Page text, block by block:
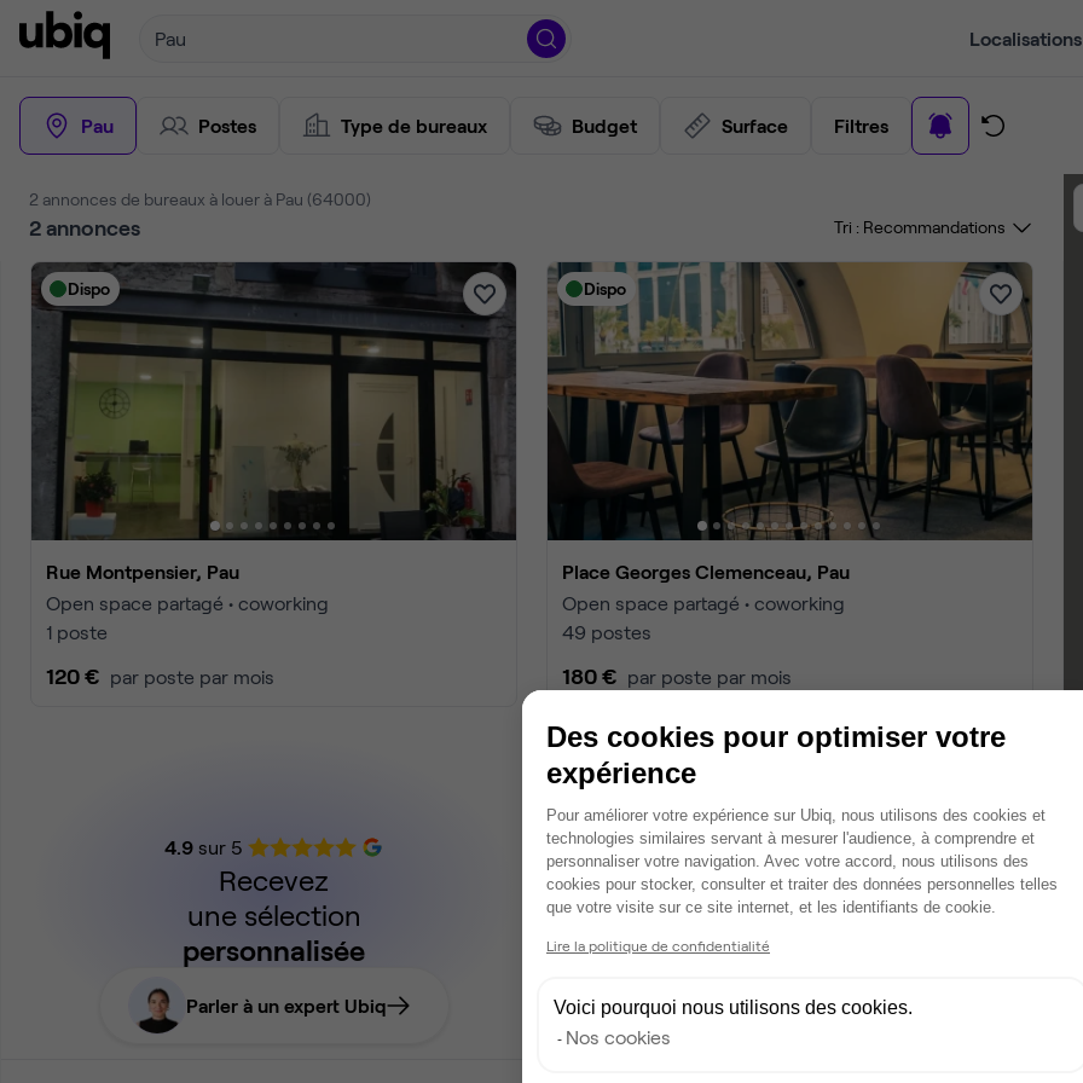
Pau Localisations
Pau Postes Type de bureaux Budget Surface Filtres
2 annonces de bureaux à louer à Pau (64000)
2 annonces Tri :
Dispo
Rue Montpensier, Pau
Open space partagé • coworking
1 poste
120 € par poste par mois
Dispo
Place Georges Clemenceau, Pau
Open space partagé • coworking
49 postes
180 € par poste par mois
4.9 sur 5
Recevez
une sélection
personnalisée
Parler à un expert Ubiq
Des cookies pour optimiser votre
expérience
Plateforme de Gestion du
Pour améliorer votre expérience sur Ubiq, nous utilisons des cookies et
technologies similaires servant à mesurer l'audience, à comprendre et
personnaliser votre navigation. Avec votre accord, nous utilisons des
cookies pour stocker, consulter et traiter des données personnelles telles
que votre visite sur ce site internet, et les identifiants de cookie.
Lire la politique de confidentialité
Voici pourquoi nous utilisons des cookies.
Nos cookies
Axeptio consent